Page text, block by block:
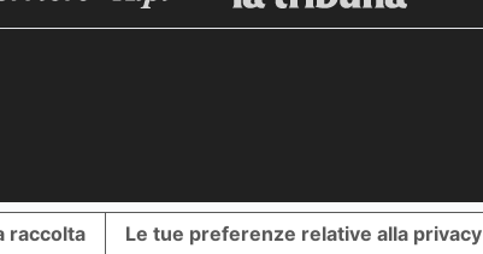
raccolta Le tue preferenze relative alla privacy